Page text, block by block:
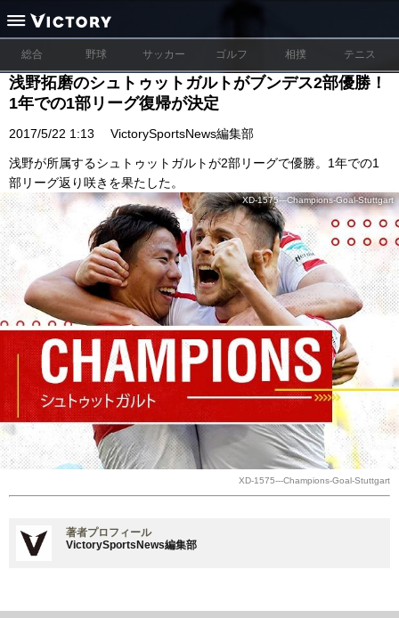
総合 野球 サッカー ゴルフ 相撲 テニス
浅野拓磨のシュトゥットガルトがブンデス2部優勝！
1年での1部リーグ復帰が決定
2017/5/22 1:13 VictorySportsNews編集部
浅野が所属するシュトゥットガルトが2部リーグで優勝。1年での1
部リーグ返り咲きを果たした。
XD-1575---Champions-Goal-Stuttgart
XD-1575---Champions-Goal-Stuttgart
著者プロフィール
VictorySportsNews編集部